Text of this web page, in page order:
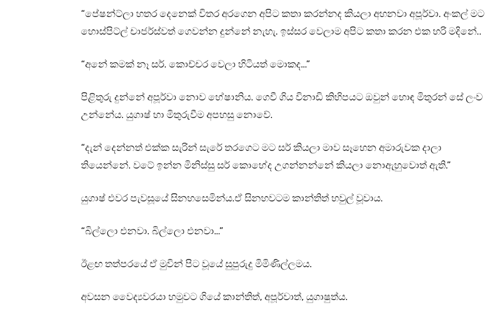
“පේෂන්ට්ලා හතර දෙනෙක් විතර අරගෙන අපිට කතා කරන්නද කියලා අහනවා අපූර්වා. අංකල් මට
හොස්පිට්ල් චාජර්ස්වත් ගෙවන්න දුන්නේ නැහැ. ඉස්සර වෙලාම අපිට කතා කරන එක හරි මදිනේ..
“අනේ කමක් නෑ සර්. කොච්චර වෙලා හිටියත් මොකද…”
පිළිතුරු දුන්නේ අපූර්වා නොව හේෂානිය. ගෙවී ගිය විනාඩි කිහිපයට ඔවුන් හොඳ මිතුරන් සේ ලංව
උන්නේය. යුගාෂ් හා මිතුරුවීම අපහසු නොවේ.
“දැන් දෙන්නත් එක්ක සැරින් සැරේ තරගෙට මට සර් කියලා මාව සෑහෙන අමාරුවක දාලා
තියෙන්නේ. වටේ ඉන්න මිනිස්සු සර් කොහේද උගන්නන්නේ කියලා නොඇහුවොත් ඇති.”
යුගාෂ් එවර පැවසූයේ සිනහසෙමින්ය.ඒ සිනහවටම කාන්තිත් හවුල් වූවාය.
“බිල්ලො එනවා. බිල්ලො එනවා…”
ඊළඟ තත්පරයේ ඒ මුවින් පිට වූයේ සුපුරුදු මිමිණිල්ලමය.
අවසන වෛද්‍යවරයා හමුවට ගියේ කාන්තිත්, අපූර්වාත්, යුගාෂුත්ය.